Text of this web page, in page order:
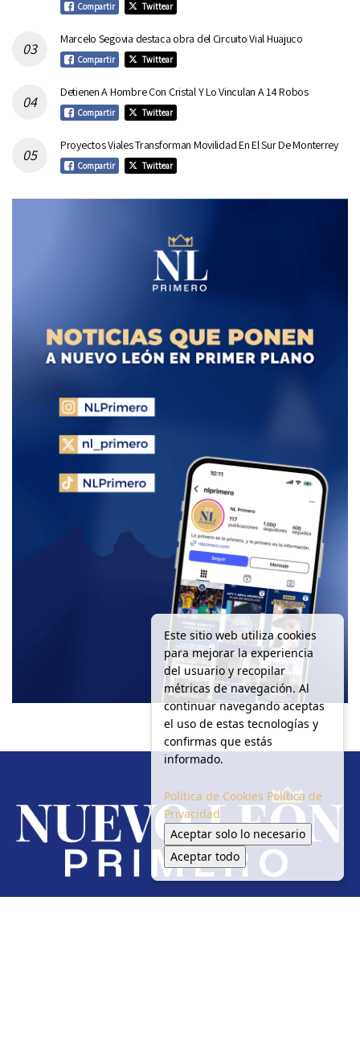
Compartir Twittear
Marcelo Segovia destaca obra del Circuito Vial Huajuco
Compartir Twittear
Detienen A Hombre Con Cristal Y Lo Vinculan A 14 Robos
Compartir Twittear
Proyectos Viales Transforman Movilidad En El Sur De Monterrey
Compartir Twittear
Este sitio web utiliza cookies
para mejorar la experiencia
del usuario y recopilar
métricas de navegación. Al
continuar navegando aceptas
el uso de estas tecnologías y
confirmas que estás
informado.
Política de Cookies Política de
Privacidad
Aceptar solo lo necesario
Aceptar todo